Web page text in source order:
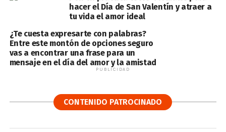
hacer el Día de San Valentín y atraer a
tu vida el amor ideal
¿Te cuesta expresarte con palabras?
Entre este montón de opciones seguro
vas a encontrar una frase para un
mensaje en el día del amor y la amistad
PUBLICIDAD
CONTENIDO PATROCINADO